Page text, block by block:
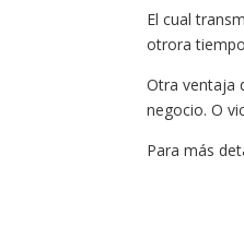
El cual
otrora
Otra ventaja
negocio. O
Para más